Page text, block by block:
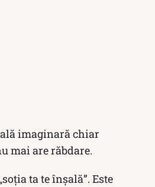
imaginară chiar
mai are răbdare.
ta te înșală”. Este